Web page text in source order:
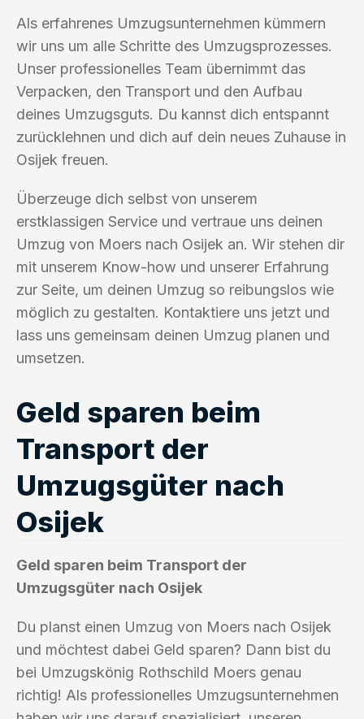
Als erfahrenes Umzugsunternehmen kümmern
wir uns um alle Schritte des Umzugsprozesses.
Unser professionelles Team übernimmt das
Verpacken, den Transport und den Aufbau
deines Umzugsguts. Du kannst dich entspannt
zurücklehnen und dich auf dein neues Zuhause in
Osijek freuen.
Überzeuge dich selbst von unserem
erstklassigen Service und vertraue uns deinen
Umzug von Moers nach Osijek an. Wir stehen dir
mit unserem Know-how und unserer Erfahrung
zur Seite, um deinen Umzug so reibungslos wie
möglich zu gestalten. Kontaktiere uns jetzt und
lass uns gemeinsam deinen Umzug planen und
umsetzen.
Geld sparen beim
Transport der
Umzugsgüter nach
Osijek
Geld sparen beim Transport der
Umzugsgüter nach Osijek
Du planst einen Umzug von Moers nach Osijek
und möchtest dabei Geld sparen? Dann bist du
bei Umzugskönig Rothschild Moers genau
richtig! Als professionelles Umzugsunternehmen